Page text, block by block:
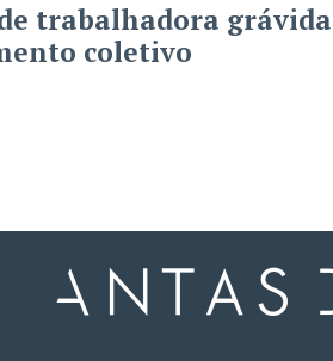
trabalhadora
coletivo